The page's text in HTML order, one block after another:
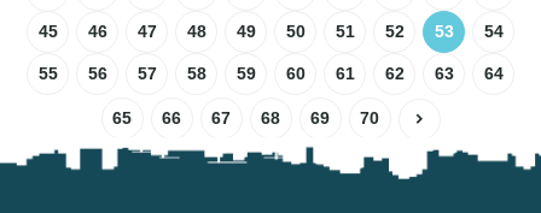
45 46 47 48 49 50 51 52 53 54
55 56 57 58 59 60 61 62 63 64
65 66 67 68 69 70